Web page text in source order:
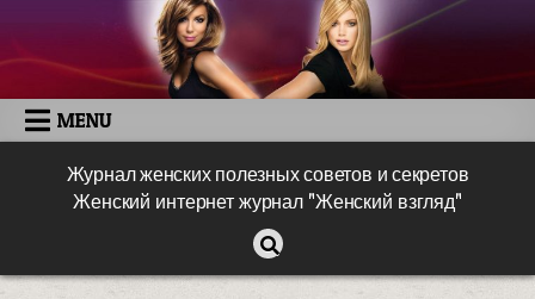
MENU
Журнал женских полезных советов и секретов
Женский интернет журнал "Женский взгляд"